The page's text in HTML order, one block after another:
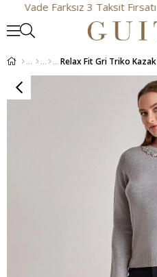
Farksız 3 Taksit Fırsatı
Relax Fit Gri Triko Kazak